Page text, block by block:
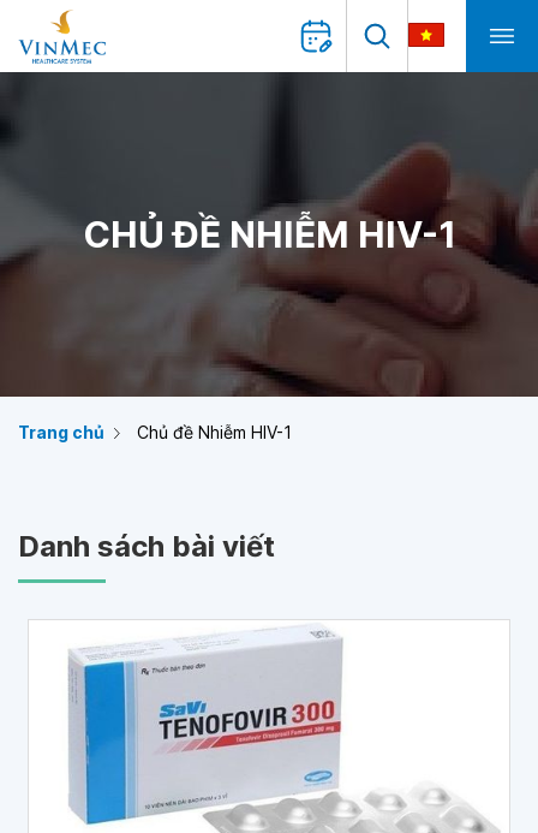
CHỦ ĐỀ NHIỄM HIV-1
Trang chủ Chủ đề Nhiễm HIV-1
Danh sách bài viết